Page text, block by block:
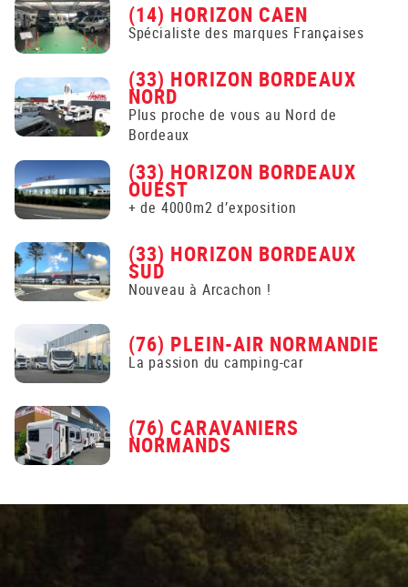
(14) HORIZON CAEN
Spécialiste des marques Françaises
(33) HORIZON BORDEAUX
NORD
Plus proche de vous au Nord de
Bordeaux
(33) HORIZON BORDEAUX
OUEST
+ de 4000m2 d’exposition
(33) HORIZON BORDEAUX
SUD
Nouveau à Arcachon !
(76) PLEIN-AIR NORMANDIE
La passion du camping-car
(76) CARAVANIERS
NORMANDS